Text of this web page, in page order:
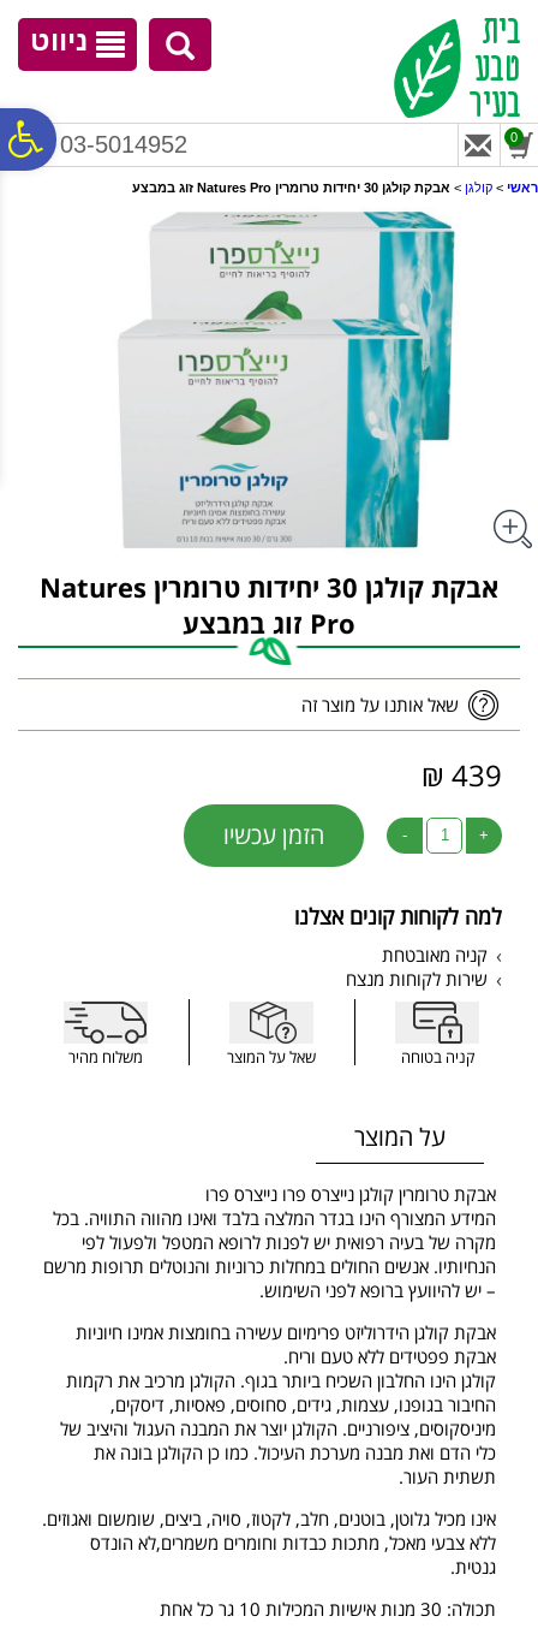
נגישות
ניווט
03-5014952 0
ראשי > קולגן > אבקת קולגן 30 יחידות טרומרין Natures Pro זוג במבצע
אבקת קולגן 30 יחידות טרומרין Natures
Pro זוג במבצע
שאל אותנו על מוצר זה
439 ₪
+
- הזמן עכשיו
למה לקוחות קונים אצלנו
קניה מאובטחת
שירות לקוחות מנצח
קניה בטוחה שאל על המוצר משלוח מהיר
על המוצר
אבקת טרומרין קולגן נייצרס פרו נייצרס פרו
המידע המצורף הינו בגדר המלצה בלבד ואינו מהווה התוויה. בכל
מקרה של בעיה רפואית יש לפנות לרופא המטפל ולפעול לפי
הנחיותיו. אנשים החולים במחלות כרוניות והנוטלים תרופות מרשם
– יש להיוועץ ברופא לפני השימוש.
אבקת קולגן הידרוליזט פרימיום עשירה בחומצות אמינו חיוניות
אבקת פפטידים ללא טעם וריח.
קולגן הינו החלבון השכיח ביותר בגוף. הקולגן מרכיב את רקמות
החיבור בגופנו, עצמות, גידים, סחוסים, פאסיות, דיסקים,
מיניסקוסים, ציפורניים. הקולגן יוצר את המבנה העגול והיציב של
כלי הדם ואת מבנה מערכת העיכול. כמו כן הקולגן בונה את
תשתית העור.
אינו מכיל גלוטן, בוטנים, חלב, לקטוז, סויה, ביצים, שומשום ואגוזים.
ללא צבעי מאכל, מתכות כבדות וחומרים משמרים,לא הונדס
גנטית.
תכולה: 30 מנות אישיות המכילות 10 גר כל אחת